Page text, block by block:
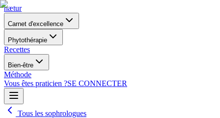
nætur
Carnet d'excellence
Phytothérapie
Recettes
Bien-être
Méthode
Vous êtes praticien ?SE CONNECTER
Tous les sophrologues